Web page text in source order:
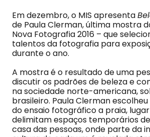
Em dezembro, o MIS apresenta
de Paula Clerman, última mostra
Nova Fotografia 2016 – que
talentos da fotografia para
durante o ano.
A mostra é o resultado de uma
discutir os padrões de beleza e
na sociedade norte-americana,
brasileiro. Paula Clerman
do ensaio fotográfico a praia,
delimitam espaços temporários
casa das pessoas, onde parte da